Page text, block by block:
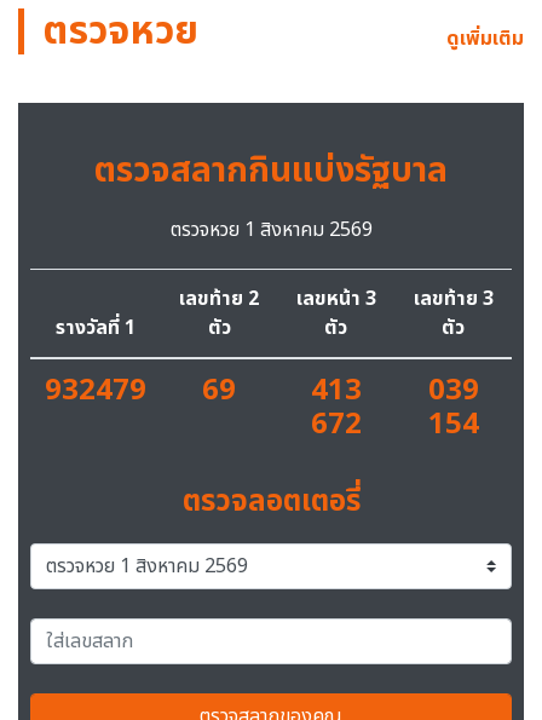
ตรวจหวย ดูเพิ่มเติม
ตรวจสลากกินแบ่งรัฐบาล
ตรวจหวย 1 สิงหาคม 2569
รางวัลที่ 1
เลขท้าย 2
ตัว
เลขหน้า 3
ตัว
เลขท้าย 3
ตัว
932479 69 413
672
039
154
ตรวจลอตเตอรี่